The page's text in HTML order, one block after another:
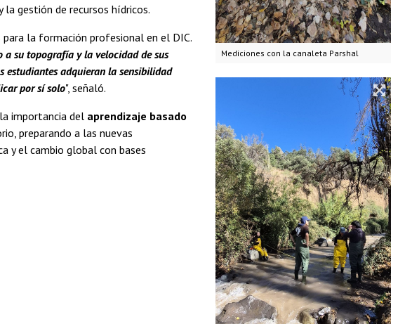
Mediciones con la canaleta Parshal
gestión de recursos hídricos.
la formación profesional en el DIC.
su topografía y la velocidad de sus
estudiantes adquieran la sensibilidad
por sí solo", señaló.
importancia del aprendizaje basado
preparando a las nuevas
y el cambio global con bases